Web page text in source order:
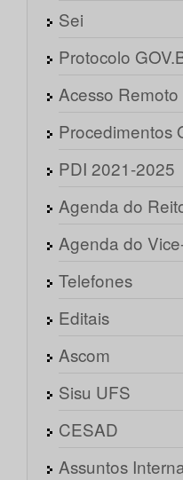
Sei
Protocolo
Acesso Remoto
Procedimentos
PDI 2021-2025
Agenda do
Agenda do
Telefones
Editais
Ascom
Sisu UFS
CESAD
Assuntos